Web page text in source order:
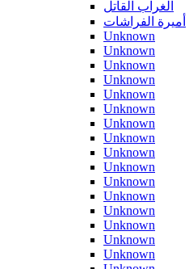
الغراب القاتل
أميرة الفراشات
Unknown
Unknown
Unknown
Unknown
Unknown
Unknown
Unknown
Unknown
Unknown
Unknown
Unknown
Unknown
Unknown
Unknown
Unknown
Unknown